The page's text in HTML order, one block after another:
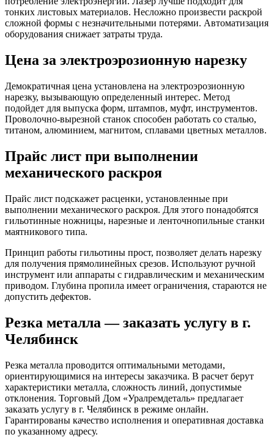
тонких листовых материалов. Несложно произвести раскрой
сложной формы с незначительными потерями. Автоматизация
оборудования снижает затраты труда.
Цена за электроэрозионную нарезку
Демократичная цена установлена на электроэрозионную
нарезку, вызывающую определенный интерес. Метод
подойдет для выпуска форм, штампов, муфт, инструментов.
Проволочно-вырезной станок способен работать со сталью,
титаном, алюминием, магнитом, сплавами цветных металлов.
Прайс лист при выполнении
механического раскроя
Прайс лист подскажет расценки, установленные при
выполнении механического раскроя. Для этого понадобятся
гильотинные ножницы, нарезные и ленточнопильные станки
маятникового типа.
Принцип работы гильотины прост, позволяет делать нарезку
для получения прямолинейных срезов. Используют ручной
инструмент или аппараты с гидравлическим и механическим
приводом. Глубина пропила имеет ограничения, стараются не
допустить дефектов.
Резка металла — заказать услугу в г.
Челябинск
Резка металла проводится оптимальными методами,
ориентирующимися на интересы заказчика. В расчет берут
характеристики металла, сложность линий, допустимые
отклонения. Торговый Дом «Уралремдеталь» предлагает
заказать услугу в г. Челябинск в режиме онлайн.
Гарантированы качество исполнения и оперативная доставка
по указанному адресу.